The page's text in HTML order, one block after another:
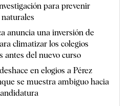
para prevenir
naturales
anuncia una inversión de
climatizar los colegios
antes del nuevo curso
en elogios a Pérez
se muestra ambiguo hacia